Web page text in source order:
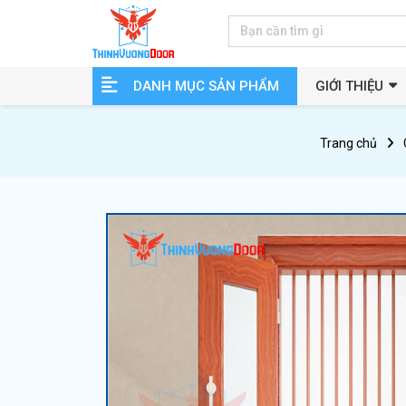
DANH MỤC SẢN PHẨM GIỚI THIỆU
Trang chủ